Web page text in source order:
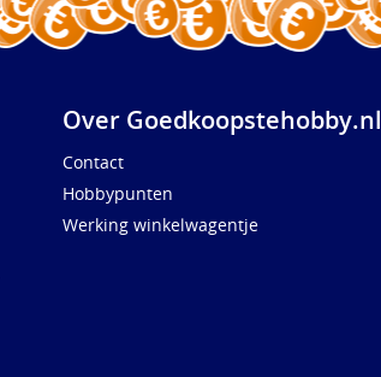
Over Goedkoopstehobby.nl
Contact
Hobbypunten
Werking winkelwagentje